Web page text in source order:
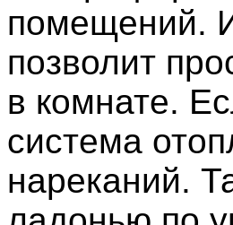
помещений.
позволит
в комнате.
система
нареканий.